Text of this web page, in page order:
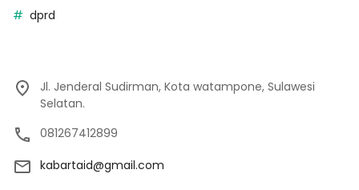
dprd
Jl. Jenderal Sudirman, Kota watampone, Sulawesi
Selatan.
081267412899
kabartaid@gmail.com